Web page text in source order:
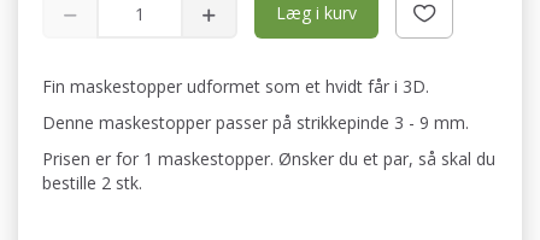
Læg i kurv
Fin maskestopper udformet som et hvidt får i 3D.
Denne maskestopper passer på strikkepinde 3 - 9 mm.
Prisen er for 1 maskestopper. Ønsker du et par, så skal du
bestille 2 stk.